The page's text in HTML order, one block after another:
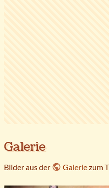
Galerie
Bilder aus der Galeriezum